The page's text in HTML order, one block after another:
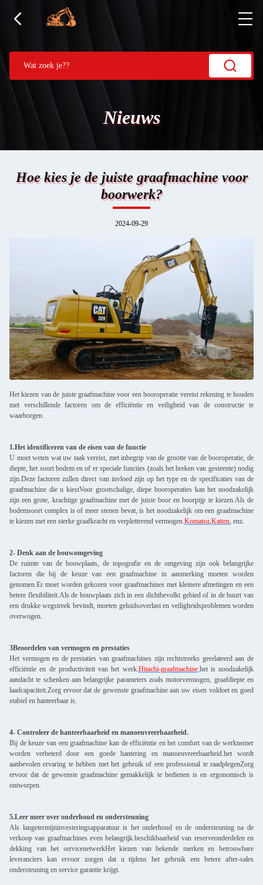
Nieuws
Hoe kies je de juiste graafmachine voor
boorwerk?
2024-09-29
Het kiezen van de juiste graafmachine voor een booroperatie vereist rekening te houden
met verschillende factoren om de efficiëntie en veiligheid van de constructie te
waarborgen.
1.Het identificeren van de eisen van de functie
U moet weten wat uw taak vereist, met inbegrip van de grootte van de booroperatie, de
diepte, het soort bodem en of er speciale functies (zoals het breken van gesteente) nodig
zijn.Deze factoren zullen direct van invloed zijn op het type en de specificaties van de
graafmachine die u kiestVoor grootschalige, diepe booroperaties kan het noodzakelijk
zijn een grote, krachtige graafmachine met de juiste boor en boorpijp te kiezen.Als de
bodemsoort complex is of meer stenen bevat, is het noodzakelijk om een graafmachine
te kiezen met een sterke graafkracht en verpletterend vermogen.Komatsu,Katten, enz.
2- Denk aan de bouwomgeving
De ruimte van de bouwplaats, de topografie en de omgeving zijn ook belangrijke
factoren die bij de keuze van een graafmachine in aanmerking moeten worden
genomen.Er moet worden gekozen voor graafmachines met kleinere afmetingen en een
betere flexibiliteit.Als de bouwplaats zich in een dichtbevolkt gebied of in de buurt van
een drukke wegstreek bevindt, moeten geluidsoverlast en veiligheidsproblemen worden
overwogen.
3Beoordelen van vermogen en prestaties
Het vermogen en de prestaties van graafmachines zijn rechtstreeks gerelateerd aan de
efficiëntie en de productiviteit van het werk.Hitachi-graafmachine,het is noodzakelijk
aandacht te schenken aan belangrijke parameters zoals motorvermogen, graafdiepte en
laadcapaciteit.Zorg ervoor dat de gewenste graafmachine aan uw eisen voldoet en goed
stabiel en hanteerbaar is.
4- Controleer de hanteerbaarheid en manoeuvreerbaarheid.
Bij de keuze van een graafmachine kan de efficiëntie en het comfort van de werknemer
worden verbeterd door een goede hantering en manoeuvreerbaarheid.het wordt
aanbevolen ervaring te hebben met het gebruik of een professional te raadplegenZorg
ervoor dat de gewenste graafmachine gemakkelijk te bedienen is en ergonomisch is
ontworpen.
5.Leer meer over onderhoud en ondersteuning
Als langetermijninvesteringsapparatuur is het onderhoud en de ondersteuning na de
verkoop van graafmachines even belangrijk.beschikbaarheid van reserveonderdelen en
dekking van het servicenetwerkHet kiezen van bekende merken en betrouwbare
leveranciers kan ervoor zorgen dat u tijdens het gebruik een betere after-sales
ondersteuning en service garantie krijgt.